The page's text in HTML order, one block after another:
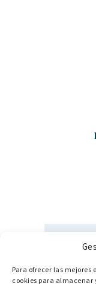
Para ofrecer las
cookies para almacenar